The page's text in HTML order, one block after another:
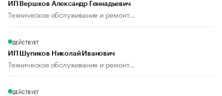
ИП Вершков Александр Геннадьевич
Техническое обслуживание и ремонт...
ДЕЙСТВУЕТ
ИП Шупиков Николай Иванович
Техническое обслуживание и ремонт...
ДЕЙСТВУЕТ